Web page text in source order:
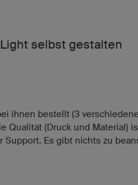
Light selbst gestalten
ihnen bestellt (3
Qualität (Druck und Material)
Es gibt nichts zu